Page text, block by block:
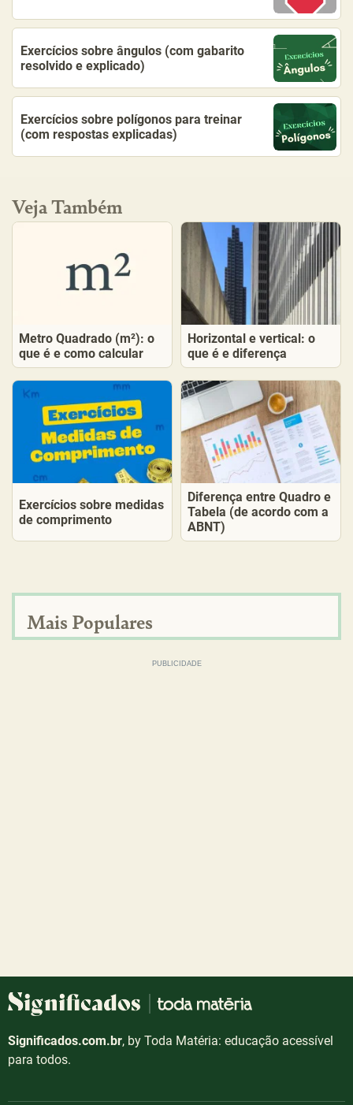
Exercícios sobre ângulos (com gabarito
resolvido e explicado)
Exercícios sobre polígonos para treinar
(com respostas explicadas)
Veja Também
Metro Quadrado (m²): o
que é e como calcular
Horizontal e vertical: o
que é e diferença
Exercícios sobre medidas
de comprimento
Diferença entre Quadro e
Tabela (de acordo com a
ABNT)
Mais Populares
Significados.com.br, by Toda Matéria: educação acessível
para todos.